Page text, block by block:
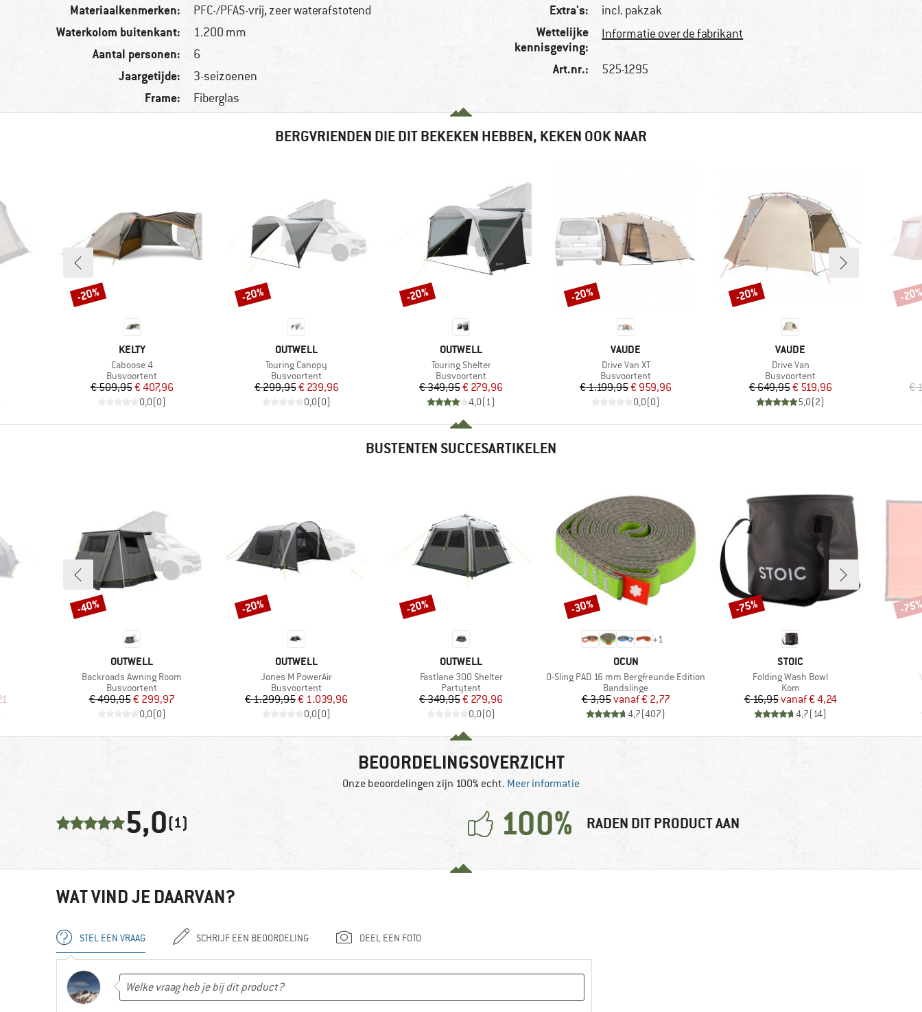
Materiaalkenmerken: PFC-/PFAS-vrij, zeer waterafstotend
Waterkolom buitenkant: 1.200 mm
Aantal personen: 6
Jaargetijde: 3-seizoenen
Frame: Fiberglas
Extra's: incl. pakzak
Wettelijke
kennisgeving:
Informatie over de fabrikant
Art.nr.: 525-1295
BERGVRIENDEN DIE DIT BEKEKEN HEBBEN, KEKEN OOK NAAR
MERK
KELTY
Artikel
Caboose 4
Productgroep
Busvoortent
Prijs
€ 509,95Verlaagde prijs
€ 407,96
0,0(0)
Korting
-20%
MERK
OUTWELL
Artikel
Touring Canopy
Productgroep
Busvoortent
Prijs
€ 299,95Verlaagde prijs
€ 239,96
0,0(0)
Korting
-20%
MERK
OUTWELL
Artikel
Touring Shelter
Productgroep
Busvoortent
Prijs
€ 349,95Verlaagde prijs
€ 279,96
4,0(1)
Korting
-20%
MERK
VAUDE
Artikel
Drive Van XT
Productgroep
Busvoortent
Prijs
€ 1.199,95Verlaagde prijs
€ 959,96
0,0(0)
Korting
-20%
MERK
VAUDE
Artikel
Drive Van
Productgroep
Busvoortent
Prijs
€ 649,95Verlaagde prijs
€ 519,96
5,0(2)
Korting
-20%
€
-
BUSTENTEN SUCCESARTIKELEN
prijs
MERK
OUTWELL
Artikel
Backroads Awning Room
Productgroep
Busvoortent
Prijs
€ 499,95Verlaagde prijs
€ 299,97
0,0(0)
Korting
-40%
MERK
OUTWELL
Artikel
Jones M PowerAir
Productgroep
Busvoortent
Prijs
€ 1.299,95Verlaagde prijs
€ 1.039,96
0,0(0)
Korting
-20%
MERK
OUTWELL
Artikel
Fastlane 300 Shelter
Productgroep
Partytent
Prijs
€ 349,95Verlaagde prijs
€ 279,96
0,0(0)
Korting
-20%
+1
MERK
OCUN
Artikel
O-Sling PAD 16 mm Bergfreunde Edition
Productgroep
Bandslinge
Prijs
€ 3,95 Verlaagde prijs
vanaf€ 2,77
4,7(407)
Korting
-30%
MERK
STOIC
Artikel
Folding Wash Bowl
Productgroep
Kom
Prijs
€ 16,95 Verlaagde prijs
vanaf€ 4,24
4,7(14)
Korting
-75% -
BEOORDELINGSOVERZICHT
Onze beoordelingen zijn 100% echt. Meer informatie
5,0(1) 100% RADEN DIT PRODUCT AAN
WAT VIND JE DAARVAN?
STEL EEN VRAAG SCHRIJF EEN BEOORDELING DEEL EEN FOTO